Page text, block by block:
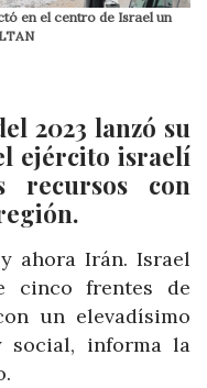
en el centro de Israel un
2023 lanzó su
ejército israelí
recursos con
ahora Irán. Israel
cinco frentes de
un elevadísimo
social, informa la